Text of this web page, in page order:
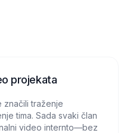
projekata
značili traženje
tima. Sada svaki član
video internto—bez